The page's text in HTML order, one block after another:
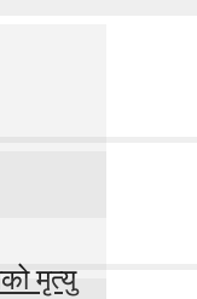
मृत्यु